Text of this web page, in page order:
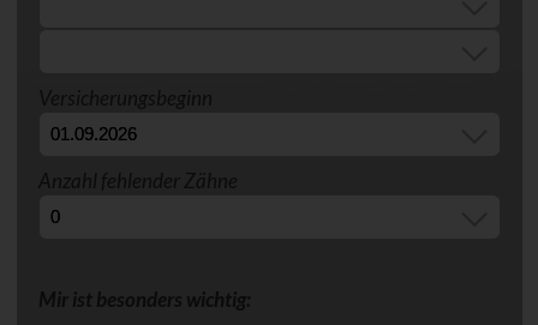
Versicherungsbeginn
Anzahl fehlender Zähne
Mir ist besonders wichtig: